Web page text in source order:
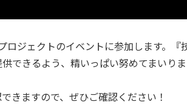
ジェクトのイベントに参加します。
できるよう、精いっぱい努めてまいり
きますので、ぜひご確認ください！